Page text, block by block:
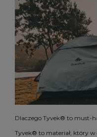
Dlaczego Tyvek® to must-
Tyvek® to materiał, który w